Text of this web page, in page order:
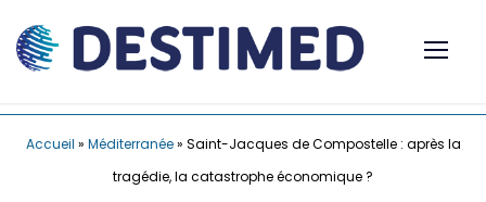
Accueil » Méditerranée» Saint-Jacques de Compostelle : après la
tragédie, la catastrophe économique ?